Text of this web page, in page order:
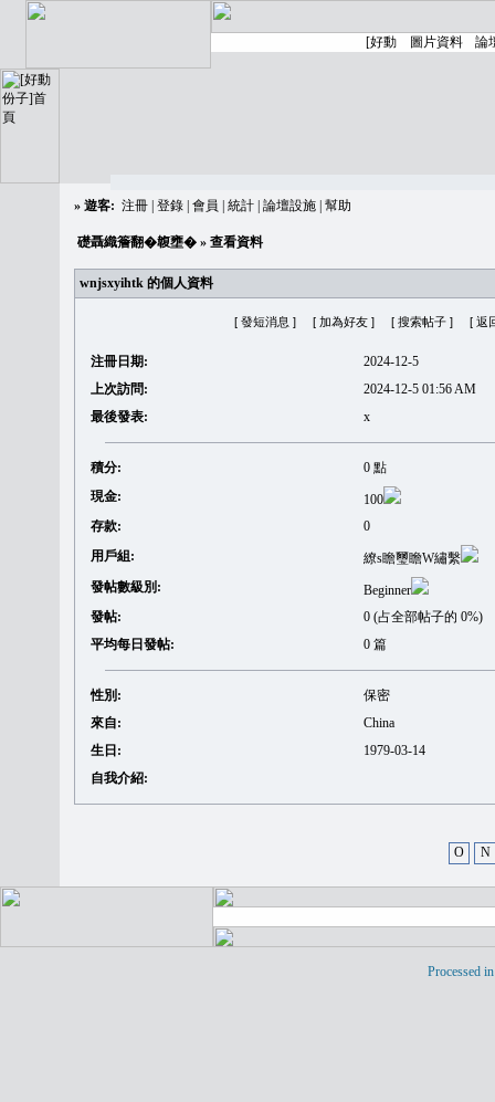
» 遊客: 注冊 登錄 會員 統計 論壇設施 幫助
礎聶織簷翻�䪖壅� » 查看資料
wnjsxyihtk 的個人資料
[ 發短消息 ] [ 加為好友 ] [ 搜索帖子 ] [ 返
注冊日期:
2024-12-5
上次訪問:
2024-12-5 01:56 AM
最後發表:
x
積分:
0 點
現金:
100
存款:
0
用戶組:
繚s瞻璽瞻W繡繫
發帖數級別:
Beginner
發帖:
0 (占全部帖子的 0%)
平均每日發帖:
0 篇
性別:
保密
來自:
China
生日:
1979-03-14
自我介紹:
O N
Processed